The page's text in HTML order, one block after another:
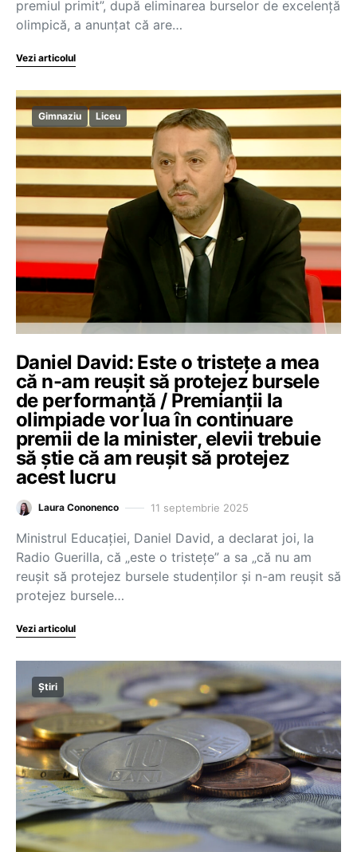
premiul primit”, după eliminarea burselor de excelență
olimpică, a anunțat că are…
Vezi articolul
Gimnaziu Liceu
Daniel David: Este o tristețe a mea
că n-am reușit să protejez bursele
de performanță / Premianții la
olimpiade vor lua în continuare
premii de la minister, elevii trebuie
să știe că am reușit să protejez
acest lucru
Laura Cononenco 11 septembrie 2025
Ministrul Educației, Daniel David, a declarat joi, la
Radio Guerilla, că „este o tristețe” a sa „că nu am
reușit să protejez bursele studenților și n-am reușit să
protejez bursele…
Vezi articolul
Știri